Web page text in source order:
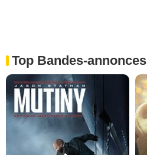
Top Bandes-annonces